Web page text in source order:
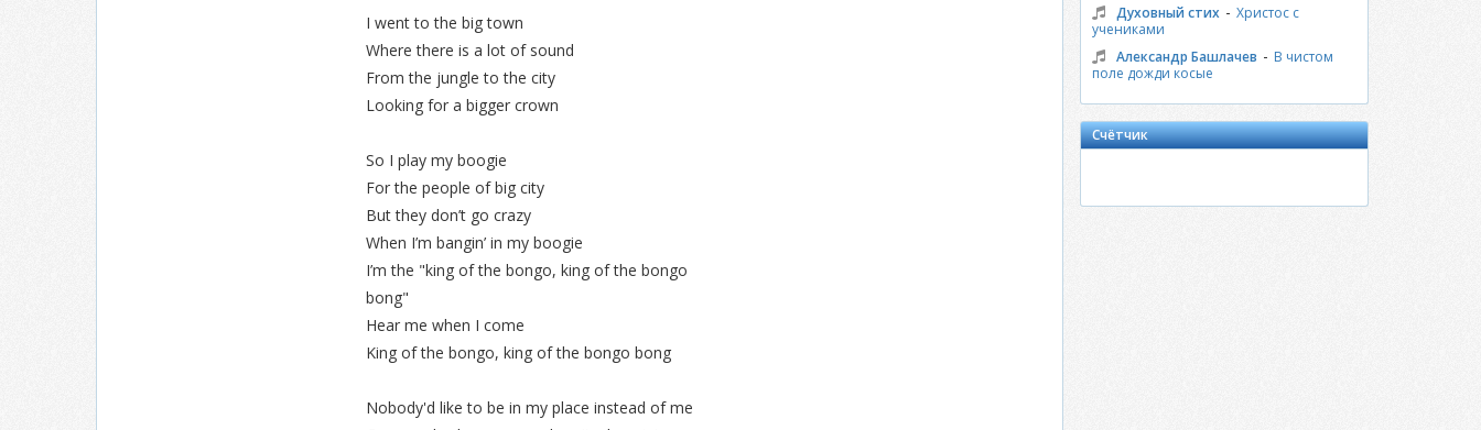
I went to the big town
Where there is a lot of sound
From the jungle to the city
Looking for a bigger crown
So I play my boogie
For the people of big city
But they don’t go crazy
When I’m bangin’ in my boogie
I’m the "king of the bongo, king of the bongo
bong"
Hear me when I come
King of the bongo, king of the bongo bong
Nobody'd like to be in my place instead of me
Духовный стих - Христос с
учениками
Александр Башлачев - В чистом
поле дожди косые
Счётчик